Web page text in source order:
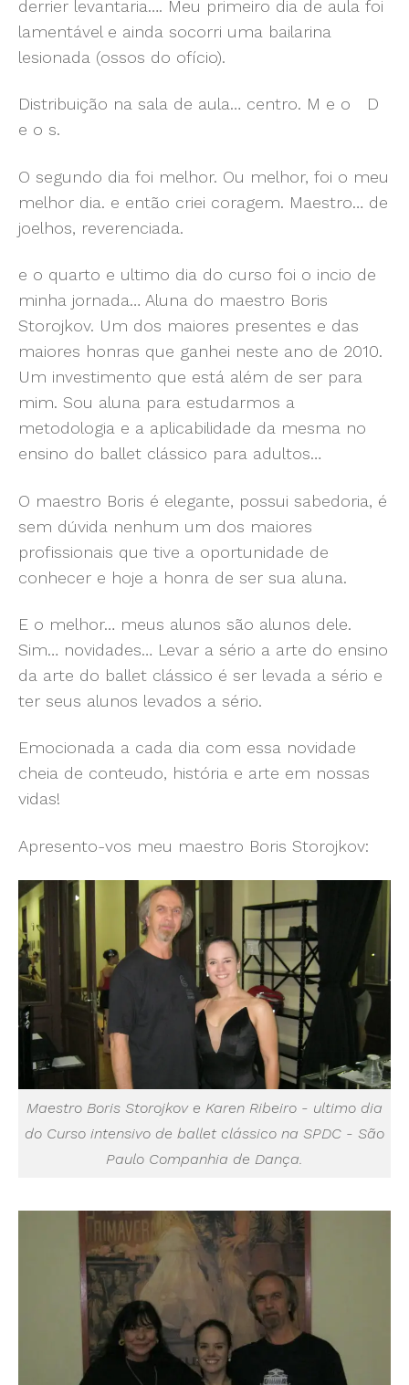
derrier levantaria…. Meu primeiro dia de aula foi
lamentável e ainda socorri uma bailarina
lesionada (ossos do ofício).
Distribuição na sala de aula… centro. M e o D
e o s.
O segundo dia foi melhor. Ou melhor, foi o meu
melhor dia. e então criei coragem. Maestro… de
joelhos, reverenciada.
e o quarto e ultimo dia do curso foi o incio de
minha jornada… Aluna do maestro Boris
Storojkov. Um dos maiores presentes e das
maiores honras que ganhei neste ano de 2010.
Um investimento que está além de ser para
mim. Sou aluna para estudarmos a
metodologia e a aplicabilidade da mesma no
ensino do ballet clássico para adultos…
O maestro Boris é elegante, possui sabedoria, é
sem dúvida nenhum um dos maiores
profissionais que tive a oportunidade de
conhecer e hoje a honra de ser sua aluna.
E o melhor… meus alunos são alunos dele.
Sim… novidades… Levar a sério a arte do ensino
da arte do ballet clássico é ser levada a sério e
ter seus alunos levados a sério.
Emocionada a cada dia com essa novidade
cheia de conteudo, história e arte em nossas
vidas!
Apresento-vos meu maestro Boris Storojkov:
Maestro Boris Storojkov e Karen Ribeiro - ultimo dia
do Curso intensivo de ballet clássico na SPDC - São
Paulo Companhia de Dança.